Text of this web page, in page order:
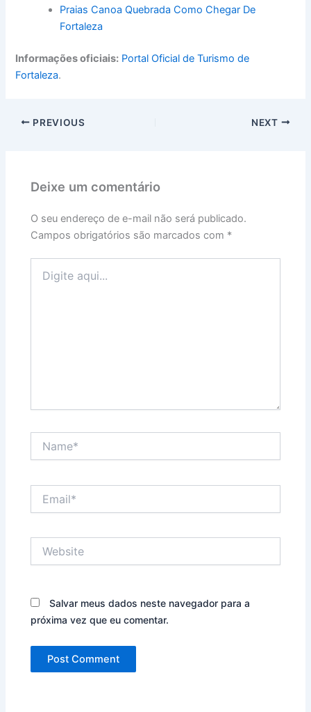
Praias Canoa Quebrada Como Chegar De
Fortaleza
Informações oficiais: Portal Oficial de Turismo de
Fortaleza.
PREVIOUS NEXT
Deixe um comentário
O seu endereço de e-mail não será publicado.
Campos obrigatórios são marcados com *
aqui...
Salvar meus dados neste navegador para a
próxima vez que eu comentar.